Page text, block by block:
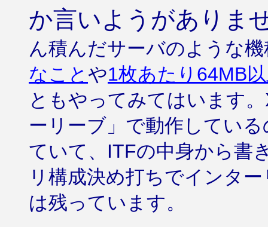
か言いようがありま
ん積んだサーバのような
なこと や1枚あたり64MB
ともやってみてはいます
ーリーブ」で動作してい
ていて、ITFの中身から書
リ構成決め打ちでインタ
は残っています。